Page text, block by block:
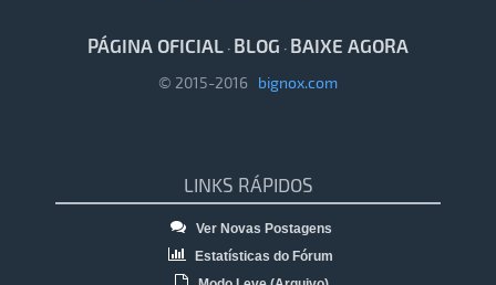
PÁGINA OFICIAL · BLOG · BAIXE AGORA
© 2015-2016 bignox.com
LINKS RÁPIDOS
Ver Novas Postagens
Estatísticas do Fórum